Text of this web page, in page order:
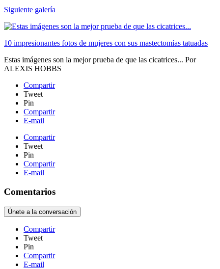
Siguiente galería
10 impresionantes fotos de mujeres con sus mastectomías tatuadas
Estas imágenes son la mejor prueba de que las cicatrices... Por
ALEXIS HOBBS
Compartir
Tweet
Pin
Compartir
E-mail
Compartir
Tweet
Pin
Compartir
E-mail
Comentarios
Únete a la conversación
Compartir
Tweet
Pin
Compartir
E-mail